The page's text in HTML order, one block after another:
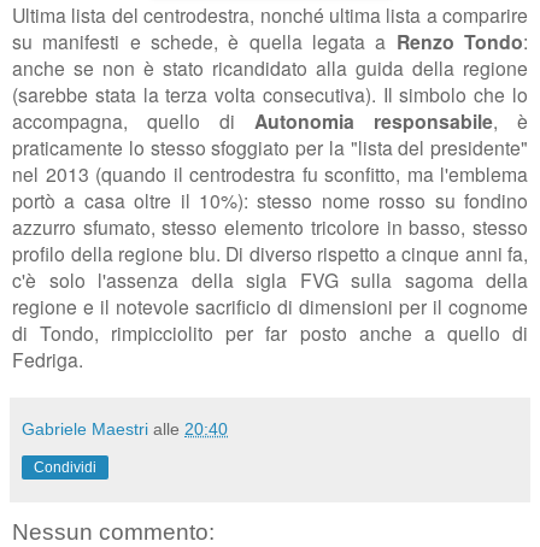
Ultima lista del centrodestra, nonché ultima lista a comparire
su manifesti e schede, è quella legata a Renzo Tondo:
anche se non è stato ricandidato alla guida della regione
(sarebbe stata la terza volta consecutiva). Il simbolo che lo
accompagna, quello di Autonomia responsabile, è
praticamente lo stesso sfoggiato per la "lista del presidente"
nel 2013 (quando il centrodestra fu sconfitto, ma l'emblema
portò a casa oltre il 10%): stesso nome rosso su fondino
azzurro sfumato, stesso elemento tricolore in basso, stesso
profilo della regione blu. Di diverso rispetto a cinque anni fa,
c'è solo l'assenza della sigla FVG sulla sagoma della
regione e il notevole sacrificio di dimensioni per il cognome
di Tondo, rimpicciolito per far posto anche a quello di
Fedriga.
Gabriele Maestri alle 20:40
Condividi
Nessun commento: